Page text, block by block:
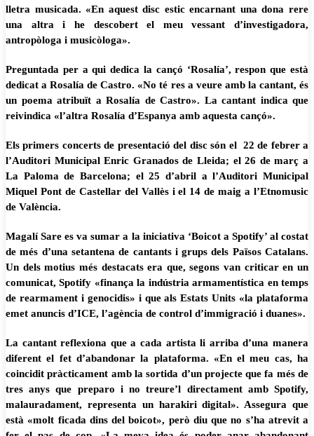
lletra musicada. «En aquest disc estic encarnant una dona rere
una altra i he descobert el meu vessant d’investigadora,
antropòloga i musicòloga».
Preguntada per a qui dedica la cançó ‘Rosalía’, respon que està
dedicat a Rosalía de Castro. «No té res a veure amb la cantant, és
un poema atribuït a Rosalía de Castro». La cantant indica que
reivindica «l’altra Rosalía d’Espanya amb aquesta cançó».
Els primers concerts de presentació del disc són el 22 de febrer a
l’Auditori Municipal Enric Granados de Lleida; el 26 de març a
La Paloma de Barcelona; el 25 d’abril a l’Auditori Municipal
Miquel Pont de Castellar del Vallès i el 14 de maig a l’Etnomusic
de València.
Magalí Sare es va sumar a la iniciativa ‘Boicot a Spotify’ al costat
de més d’una setantena de cantants i grups dels Països Catalans.
Un dels motius més destacats era que, segons van criticar en un
comunicat, Spotify «finança la indústria armamentística en temps
de rearmament i genocidis» i que als Estats Units «la plataforma
emet anuncis d’ICE, l’agència de control d’immigració i duanes».
La cantant reflexiona que a cada artista li arriba d’una manera
diferent el fet d’abandonar la plataforma. «En el meu cas, ha
coincidit pràcticament amb la sortida d’un projecte que fa més de
tres anys que preparo i no treure’l directament amb Spotify,
malauradament, representa un harakiri digital». Assegura que
està «molt ficada dins del boicot», però diu que no s’ha atrevit a